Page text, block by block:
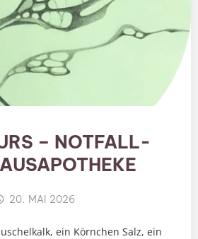
– NOTFALL-
20. MAI 2026
ein Körnchen Salz, ein